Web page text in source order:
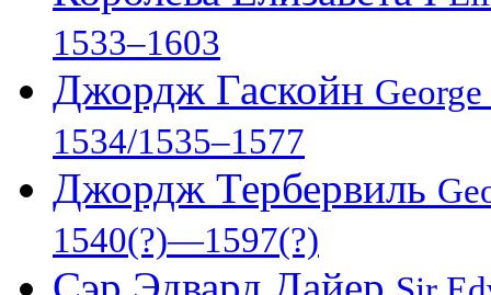
1533–1603
Джордж Гаскойн
1534/1535–1577
Джордж Тербервиль
1540(?)—1597(?)